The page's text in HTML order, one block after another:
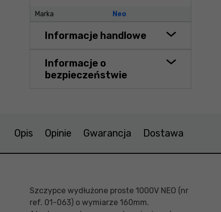
Marka Neo
Informacje handlowe
Informacje o
bezpieczeństwie
Opis Opinie Gwarancja Dostawa
Szczypce wydłużone proste 1000V NEO (nr
ref. 01-063) o wymiarze 160mm.